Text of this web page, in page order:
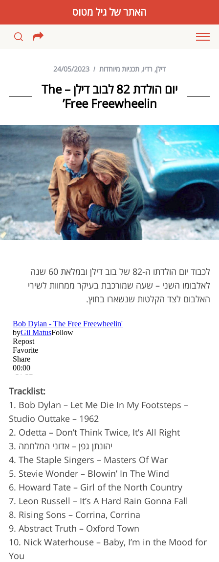
דילן, רדיו, תכניות מיוחדות 24/05/2023
יום הולדת 82 לבוב דילן – The
Free Freewheelin’
לכבוד יום הולדתו ה-82 של בוב דילן ובמלאת 60 שנה
לאלבומו השני – שעה שמורכבת בעיקר ממחוות לשירי
האלבום לצד הקלטות שנשארו בחוץ.
Tracklist:
1. Bob Dylan – Let Me Die In My Footsteps –
Studio Outtake – 1962
2. Odetta – Don’t Think Twice, It’s All Right
3. יהונתן גפן – אדוני המלחמה
4. The Staple Singers – Masters Of War
5. Stevie Wonder – Blowin’ In The Wind
6. Howard Tate – Girl of the North Country
7. Leon Russell – It’s A Hard Rain Gonna Fall
8. Rising Sons – Corrina, Corrina
9. Abstract Truth – Oxford Town
10. Nick Waterhouse – Baby, I’m in the Mood for
You
c
h
:
האתר של גיל מטוס